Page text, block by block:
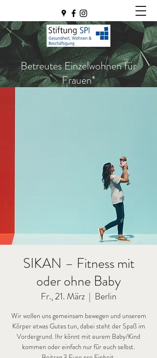
Betreutes Einzelwohnen für
Frauen*
SIKAN – Fitness mit
oder ohne Baby
Fr., 21. März
  |
Berlin
Wir wollen uns gemeinsam bewegen und unserem
Körper etwas Gutes tun, dabei steht der Spaß im
Vordergrund. Ihr könnt mit eurem Baby/Kind
kommen oder einfach nur für euch selbst.